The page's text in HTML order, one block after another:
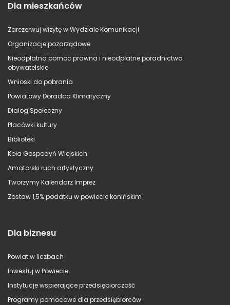
Dla mieszkańców
Zarezerwuj wizytę w Wydziale Komunikacji
Organizacje pozarządowe
Nieodpłatna pomoc prawna i nieodpłatne poradnictwo
obywatelskie
Wnioski do pobrania
Powiatowy Doradca Klimatyczny
Dialog Społeczny
Placówki kultury
Biblioteki
Koła Gospodyń Wiejskich
Amatorski ruch artystyczny
Tworzymy Kalendarz Imprez
Zostaw 1,5% podatku w powiecie konińskim
Dla biznesu
Powiat w liczbach
Inwestuj w Powiecie
Instytucje wspierające przedsiębiorczość
Programy pomocowe dla przedsiębiorców